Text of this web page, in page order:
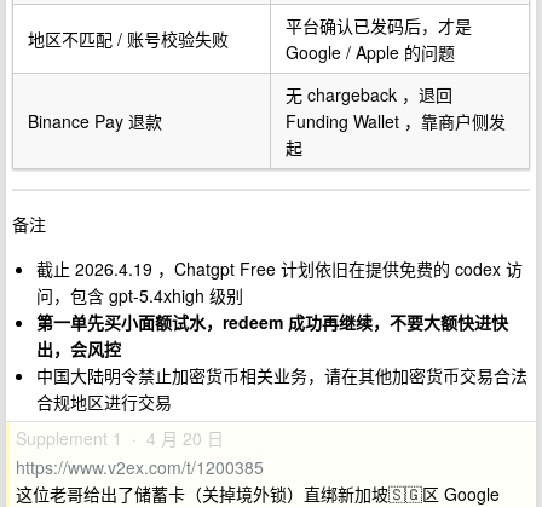
地区不匹配 / 账号校验失败
平台确认已发码后，才是
Google / Apple 的问题
Binance Pay 退款
无 chargeback ，退回
Funding Wallet ，靠商户侧发
起
备注
截止 2026.4.19 ，Chatgpt Free 计划依旧在提供免费的 codex 访
问，包含 gpt-5.4xhigh 级别
第一单先买小面额试水，redeem 成功再继续，不要大额快进快
出，会风控
中国大陆明令禁止加密货币相关业务，请在其他加密货币交易合法
合规地区进行交易
Supplement 1 · 4 月 20 日
https://www.v2ex.com/t/1200385
这位老哥给出了储蓄卡（关掉境外锁）直绑新加坡🇸🇬区 Google